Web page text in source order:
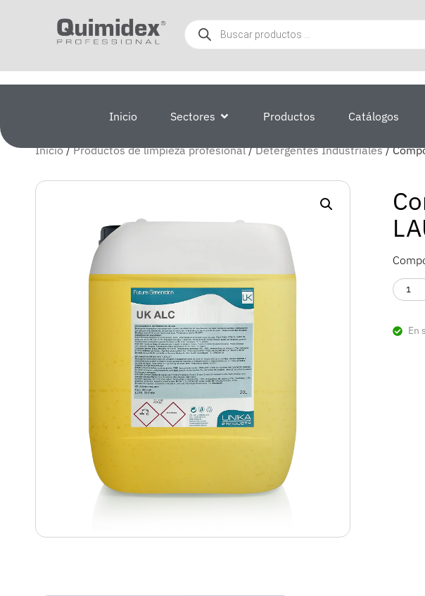
Inicio Sectores Productos Catálogos
Inicio/Productos de limpieza profesional/Detergentes Industriales/
En